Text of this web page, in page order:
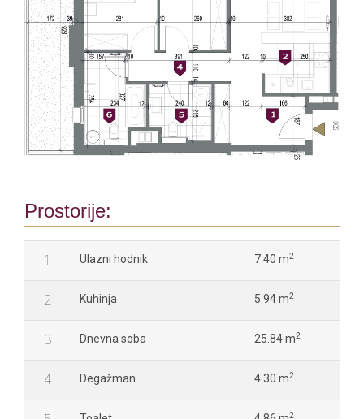
Prostorije:
1 Ulazni hodnik 7.40 m2
2 Kuhinja 5.94 m2
3 Dnevna soba 25.84 m2
4 Degažman 4.30 m2
2